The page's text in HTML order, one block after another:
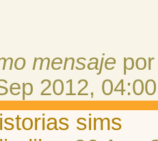
mensaje
2012, 04:00
sims